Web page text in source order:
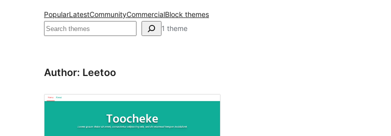
PopularLatestCommunityCommercialBlock themes
Etsi 1 theme
Author: Leetoo